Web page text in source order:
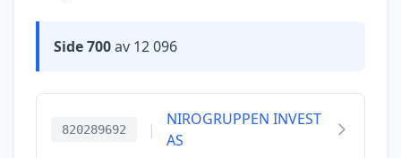
Side 700av 12 096
820289692 |
NIROGRUPPEN INVEST
AS